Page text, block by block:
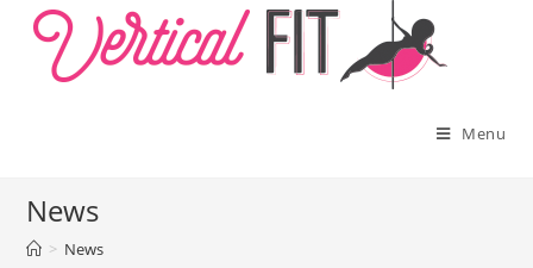
content
Menu
News
> News